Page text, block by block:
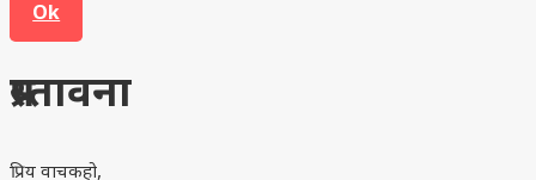
Ok
प्रस्तावना
प्रिय वाचकहो,